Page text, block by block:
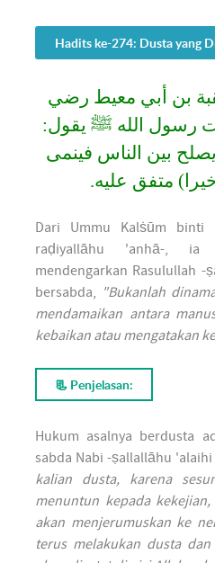
Hadits ke-274: Dusta yang
بن أبي معيط ﺭﺿﻲ
رسول الله ﷺ يقول:
بين الناس فينمى
متفق عليه.
Dari Ummu Kalṡūm binti
raḍiyallāhu 'anhā-, ia
mendengarkan Rasulullah
bersabda, "Bukanlah
mendamaikan antara
kebaikan atau mengatakan
📃 Penjelasan:
Hukum asalnya berdusta
sabda Nabi -ṣallallāhu 'alaihi
kalian dusta, karena
menuntun kepada
akan menjerumuskan ke
terus melakukan dusta